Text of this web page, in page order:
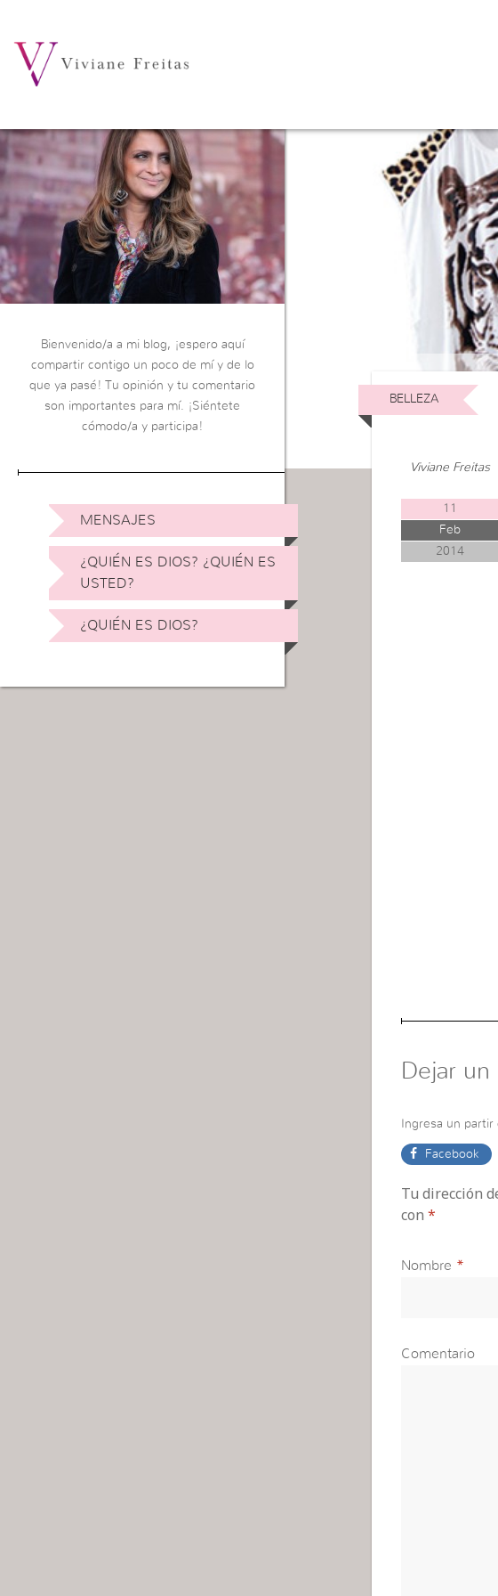
Bienvenido/a a mi blog, ¡espero aquí
compartir contigo un poco de mí y de lo
que ya pasé! Tu opinión y tu comentario
son importantes para mí. ¡Siéntete
cómodo/a y participa!
MENSAJES
¿QUIÉN ES DIOS? ¿QUIÉN ES
USTED?
¿QUIÉN ES DIOS?
BELLEZA
Viviane Freitas
11
Feb
2014
Dejar
Ingresa un partir
Facebook
Tu dirección
con *
Nombre *
Comentario